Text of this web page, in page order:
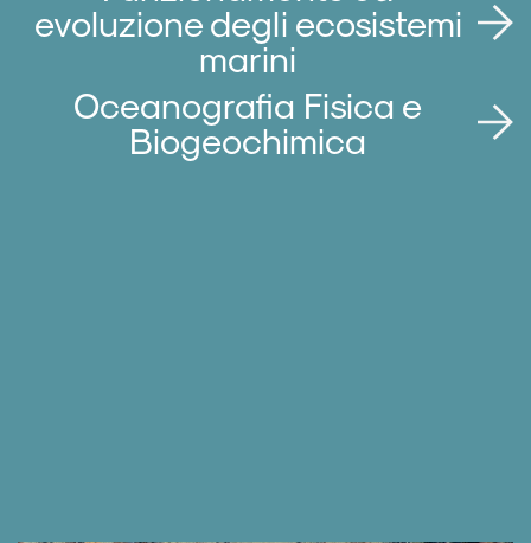
Oceanografia Fisica e
Biogeochimica
evoluzione degli ecosistemi
marini